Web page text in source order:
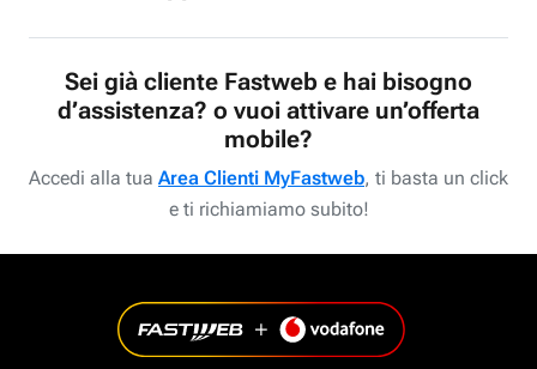
Sei già cliente Fastweb e hai bisogno
d’assistenza? o vuoi attivare un’offerta
mobile?
Accedi alla tua Area Clienti MyFastweb, ti basta un click
e ti richiamiamo subito!